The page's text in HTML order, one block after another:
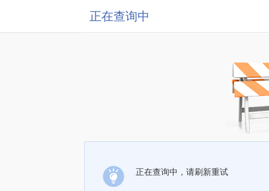
正在查询中
正在查询中，请刷新重试